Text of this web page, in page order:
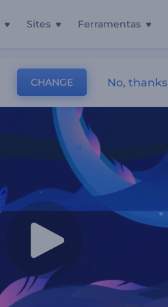
Sites Ferramentas
CHANGE No, thanks